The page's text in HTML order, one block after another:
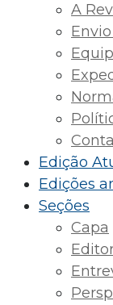
A
Edição
Edições
Seções
Capa